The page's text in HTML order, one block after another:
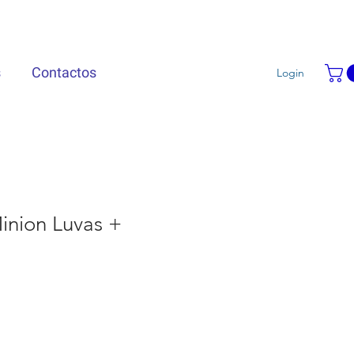
Contactos Login
Luvas +